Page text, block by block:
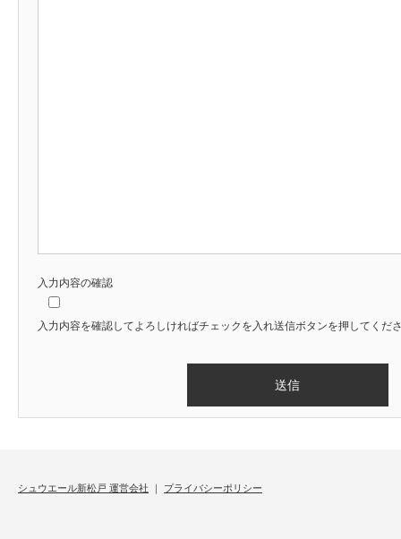
入力内容の確認
入力内容を確認してよろしければチェックを入れ送信ボタンを押してくだ
シュウエール新松戸 運営会社 ｜ プライバシーポリシー